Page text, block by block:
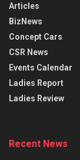
Articles
BizNews
Concept Cars
CSR News
Events Calendar
Ladies Report
Ladies Review
Recent News